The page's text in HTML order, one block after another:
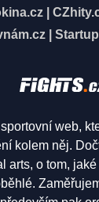
web,
kolem něj.
arts, o tom,